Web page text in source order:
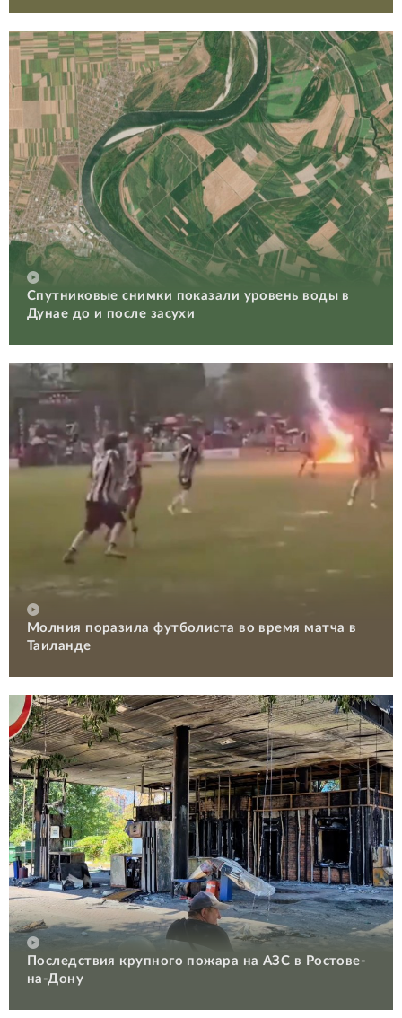
Спутниковые снимки показали уровень воды в
Дунае до и после засухи
Молния поразила футболиста во время матча в
Таиланде
Последствия крупного пожара на АЗС в Ростове-
на-Дону